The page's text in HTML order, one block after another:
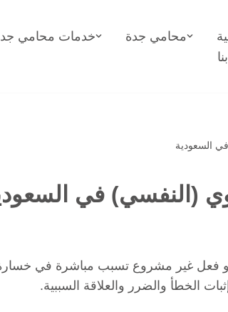
محامي جدة خدمات محامي
السعودية
(النفسي) في
فعل غير مشروع تسبب مباشرة في
الخطأ والضرر والعلاقة السببية.